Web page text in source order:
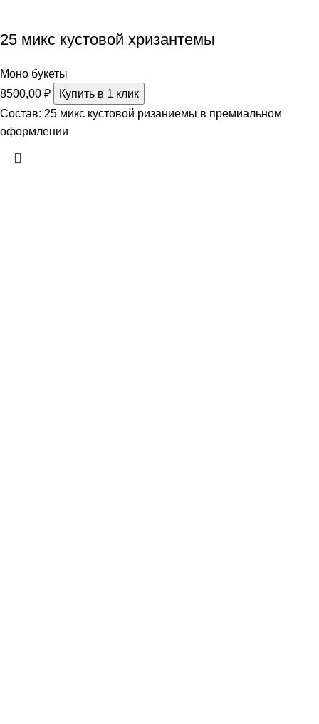
25 микс кустовой хризантемы
Моно букеты
8500,00 ₽
Купить в 1 клик
Состав: 25 микс кустовой ризаниемы в премиальном
оформлении